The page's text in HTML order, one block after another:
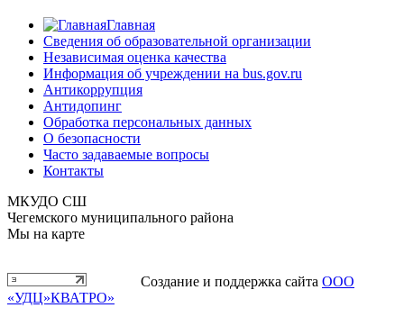
Главная
Сведения об образовательной организации
Независимая оценка качества
Информация об учреждении на bus.gov.ru
Антикоррупция
Антидопинг
Обработка персональных данных
О безопасности
Часто задаваемые вопросы
Контакты
МКУДО СШ
Чегемского муниципального района
Мы на карте
Создание и поддержка сайта ООО
«УДЦ»КВАТРО»